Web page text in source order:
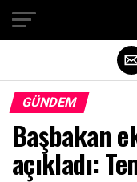
GÜNDEM
Başbakan
açıkladı: